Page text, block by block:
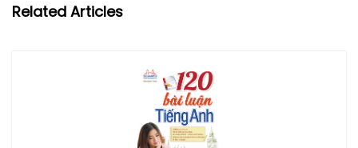
Related Articles